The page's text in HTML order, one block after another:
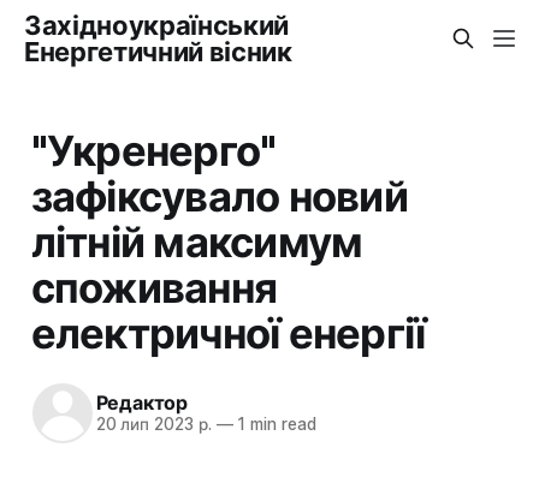
Західноукраїнський
Енергетичний вісник
"Укренерго"
зафіксувало новий
літній максимум
споживання
електричної енергії
Редактор
20 лип 2023 р. —1 min read